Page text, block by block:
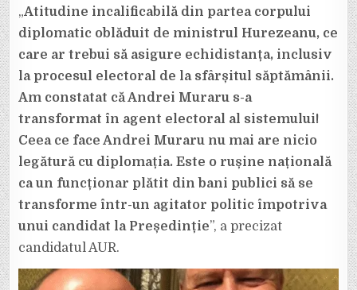
„S-
A
TRANSFORMAT
ÎNTR-
UN
AGENT
AL
SISTEMULUI”
„Atitudine incalificabilă din partea corpului
diplomatic oblăduit de ministrul Hurezeanu, ce
care ar trebui să asigure echidistanța, inclusiv
la procesul electoral de la sfârșitul săptămânii.
Am constatat că Andrei Muraru s-a
transformat în agent electoral al sistemului!
Ceea ce face Andrei Muraru nu mai are nicio
legătură cu diplomația. Este o rușine națională
ca un funcționar plătit din bani publici să se
transforme într-un agitator politic împotriva
unui candidat la Președinție”, a precizat
candidatul AUR.